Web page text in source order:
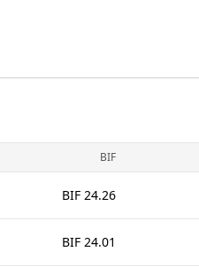
BIF
24.26 BIF
24.01 BIF